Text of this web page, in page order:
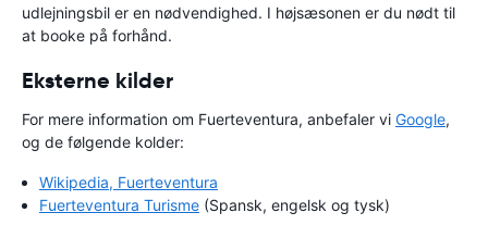
udlejningsbil er en nødvendighed. I højsæsonen er du nødt til
at booke på forhånd.
Eksterne kilder
For mere information om Fuerteventura, anbefaler vi Google,
og de følgende kolder:
Wikipedia, Fuerteventura
Fuerteventura Turisme (Spansk, engelsk og tysk)